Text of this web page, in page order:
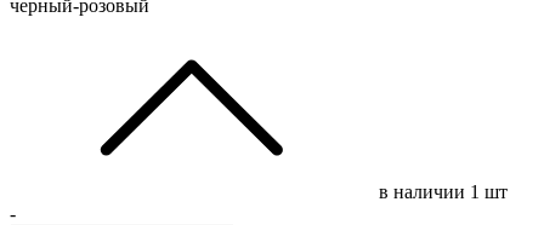
черный-розовый
в наличии 1 шт
-